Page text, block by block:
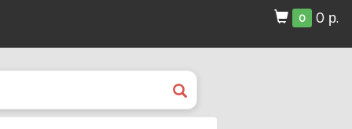
0 0 р.